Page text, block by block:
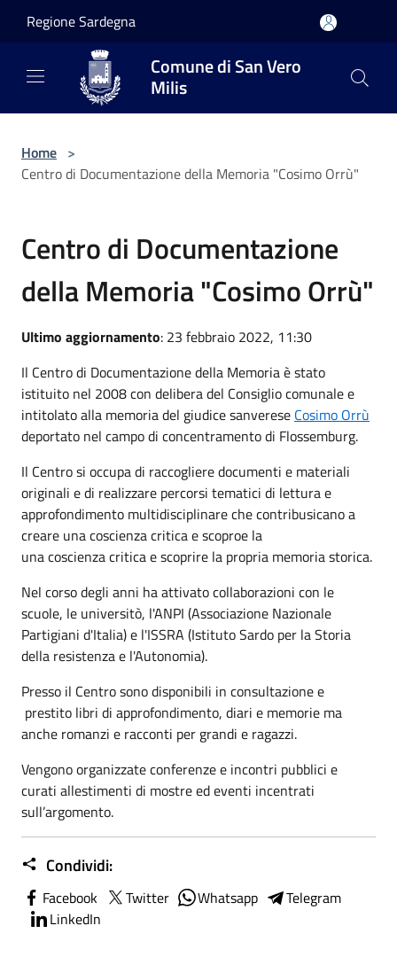
Regione Sardegna
Comune di San Vero
Milis
Home >
Centro di Documentazione della Memoria "Cosimo Orrù"
Centro di Documentazione
della Memoria "Cosimo Orrù"
Ultimo aggiornamento: 23 febbraio 2022, 11:30
Il Centro di Documentazione della Memoria è stato
istituito nel 2008 con delibera del Consiglio comunale e
intitolato alla memoria del giudice sanverese Cosimo Orrù
deportato nel campo di concentramento di Flossemburg.
Il Centro si occupa di raccogliere documenti e materiali
originali e di realizzare percorsi tematici di lettura e
approfondimento multidisciplinare che contribusicano a
creare una coscienza critica e scoproe la
una coscienza critica e scoprire la propria memoria storica.
Nel corso degli anni ha attivato collaborazioni con le
scuole, le universitò, l'ANPI (Associazione Nazionale
Partigiani d'Italia) e l'ISSRA (Istituto Sardo per la Storia
della resistenza e l'Autonomia).
Presso il Centro sono disponibili in consultazione e
prestito libri di approfondimento, diari e memorie ma
anche romanzi e racconti per grandi e ragazzi.
Vengono organizzate conferenze e incontri pubblici e
curati allestimenti di mostre ed eventi incentrati
sull’argomento.
Condividi:
Facebook Twitter Whatsapp
Telegram
LinkedIn